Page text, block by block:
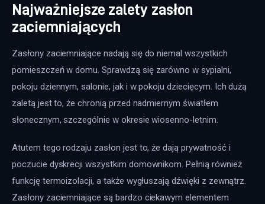
Najważniejsze zalety zasłon
zaciemniających
Zasłony zaciemniające nadają się do niemal wszystkich
pomieszczeń w domu. Sprawdzą się zarówno w sypialni,
pokoju dziennym, salonie, jak i w pokoju dziecięcym. Ich dużą
zaletą jest to, że chronią przed nadmiernym światłem
słonecznym, szczególnie w okresie wiosenno-letnim.
Atutem tego rodzaju zasłon jest to, że dają prywatność i
poczucie dyskrecji wszystkim domownikom. Pełnią również
funkcję termoizolacji, a także wygłuszają dźwięki z zewnątrz.
Zasłony zaciemniające są bardzo ciekawym elementem